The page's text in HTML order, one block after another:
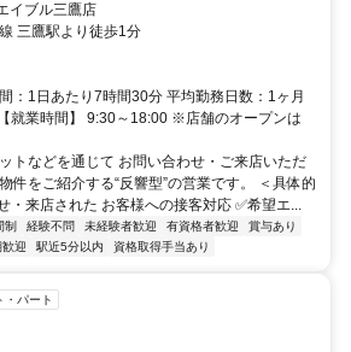
イブル三鷹店
三鷹駅より徒歩1分
：1日あたり7時間30分 平均勤務日数：1ヶ月
就業時間】 9:30～18:00 ※店舗のオープンは
トなどを通じて お問い合わせ・ご来店いただ
件をご紹介する“反響型”の営業です。 ＜具体的
・来店された お客様への接客対応 ✅希望エ...
制 経験不問 未経験者歓迎 有資格者歓迎
賞与あり
迎 駅近5分以内 資格取得手当あり
・パート